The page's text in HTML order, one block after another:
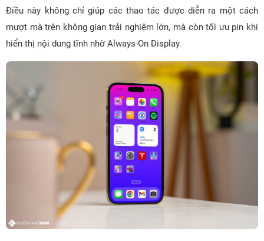
Điều này không chỉ giúp các thao tác được diễn ra một cách
mượt mà trên không gian trải nghiệm lớn, mà còn tối ưu pin khi
hiển thị nội dung tĩnh nhờ Always-On Display.